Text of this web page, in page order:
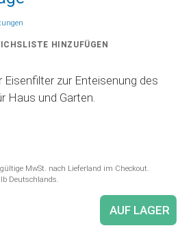
HINZUFÜGEN
zur Enteisenung des
Haus und Garten.
MwSt. nach Lieferland im Checkout.
Deutschlands.
AUF LAGER